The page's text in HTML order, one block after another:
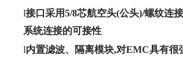
l接口采用5/8芯航空头(公头)/螺纹连
系统连接的可接性
l内置滤波、隔离模块,对EMC具有很